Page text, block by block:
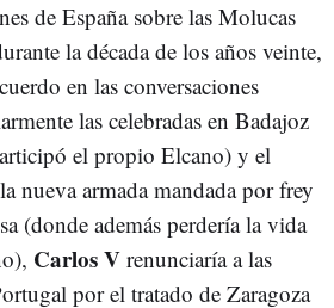
de España sobre las Molucas
la década de los años veinte,
en las conversaciones
las celebradas en Badajoz
el propio Elcano) y el
nueva armada mandada por frey
(donde además perdería la vida
Carlos V renunciaría a las
por el tratado de Zaragoza